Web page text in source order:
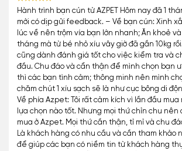
Hành trình bạn cún từ AZPET Hôm nay đã 1
mới có dịp gửi feedback. – Về bạn cún: Xinh
lúc về nên trộm vía bạn lớn nhanh; Ăn khoẻ và
tháng mà từ bé nhỏ xíu vây giờ đã gần 10kg
cũng dành đánh giá tốt cho việc kiểm tra và
đầu. Chu đáo và cẩn thận để mình chọn bạn
thì các bạn tình cảm; thông minh nên mình
chăm chút 1 xíu sạch sẽ là như cục bông di
Về phía Azpet: Tôi rất cảm kích vì lần đầu
lựa chọn nào tốt. Nhưng mọi thứ chỉn chu
mua ở Azpet. Mọi thứ cần thận, tỉ mỉ và chu
Là khách hàng có nhu cầu và cần tham khảo
để giúp các bạn có niềm tin từ khách hàng